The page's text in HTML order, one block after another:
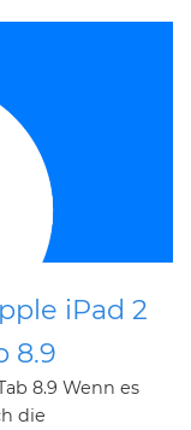
iPad 2
8.9
8.9 Wenn es
die